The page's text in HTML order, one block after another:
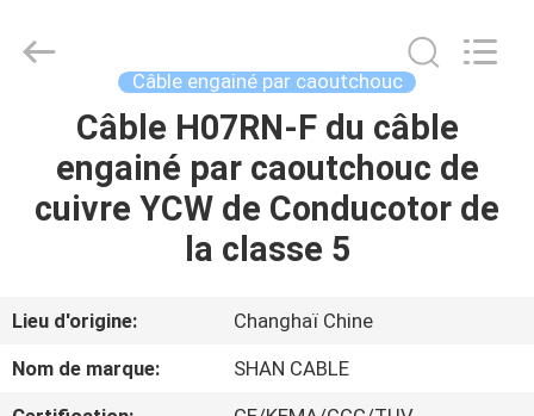
APERÇU
PRODUITS
VR
Cable
(Group)
Câble engainé par caoutchouc
Câble H07RN-F du câble
engainé par caoutchouc de
cuivre YCW de Conducotor de
la classe 5
Lieu d'origine:
Changhaï Chine
Nom de marque:
SHAN CABLE